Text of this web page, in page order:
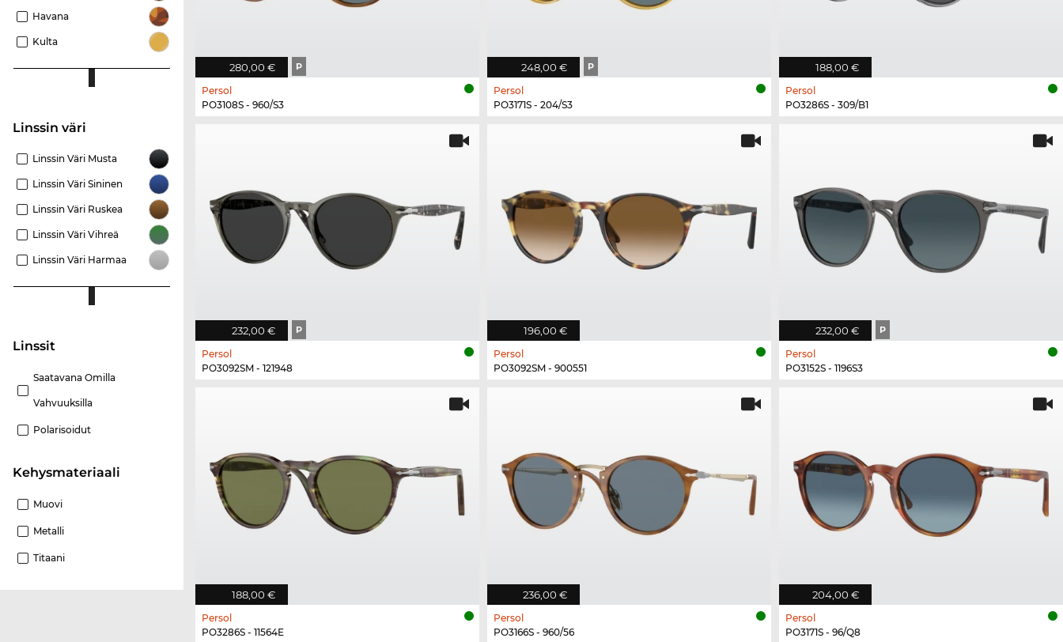
Havana
Kulta
Linssin väri
Linssin Väri Musta
Linssin Väri Sininen
Linssin Väri Ruskea
Linssin Väri Vihreä
Linssin Väri Harmaa
Linssit
Saatavana Omilla
Vahvuuksilla
Polarisoidut
Kehysmateriaali
Muovi
Metalli
Titaani
280,00 € P
Persol
PO3108S - 960/S3
248,00 € P
Persol
PO3171S - 204/S3
188,00 €
Persol
PO3286S - 309/B1
232,00 € P
Persol
PO3092SM - 121948
196,00 €
Persol
PO3092SM - 900551
232,00 € P
Persol
PO3152S - 1196S3
188,00 €
Persol
PO3286S - 11564E
236,00 €
Persol
PO3166S - 960/56
204,00 €
Persol
PO3171S - 96/Q8